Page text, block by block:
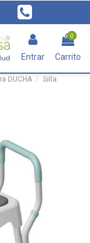
Entrar
0
Carrito
DUCHA
Silla